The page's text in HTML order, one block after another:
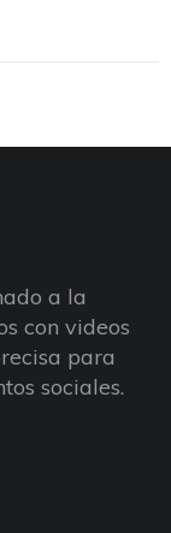
a la
con videos
para
sociales.